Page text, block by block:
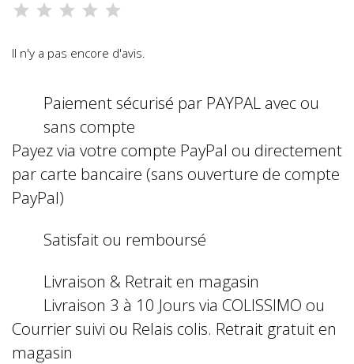
Il n'y a pas encore d'avis.
Paiement sécurisé par PAYPAL avec ou
sans compte
Payez via votre compte PayPal ou directement
par carte bancaire (sans ouverture de compte
PayPal)
Satisfait ou remboursé
Livraison & Retrait en magasin
Livraison 3 à 10 Jours via COLISSIMO ou
Courrier suivi ou Relais colis. Retrait gratuit en
magasin